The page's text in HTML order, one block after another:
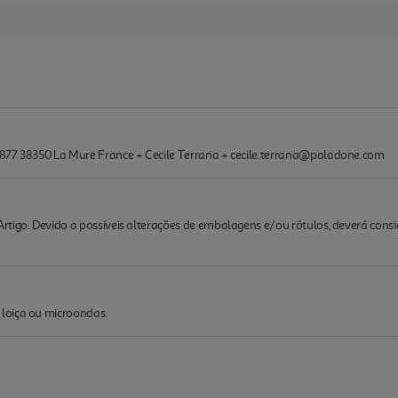
38350 La Mure France + Cecile Terrana + cecile.terrana@paladone.com
Devido a possíveis alterações de embalagens e/ou rótulos, deverá
ou microondas.